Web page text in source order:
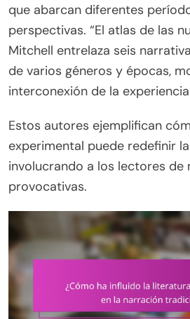
que abarcan diferentes
perspectivas. “El atlas de las
Mitchell entrelaza seis
de varios géneros y épocas,
interconexión de la
Estos autores ejemplifican
experimental puede redefinir
involucrando a los lectores de
provocativas.